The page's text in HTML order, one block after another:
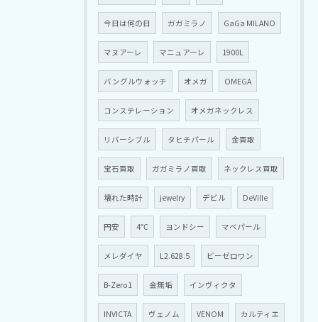
今日は何の日 ガガミラノ GaGa MILANO
マヌアーレ マニュアーレ 1900L
バングルウォッチ オメガ OMEGA
コンステレーション オメガネックレス
リバーシブル タヒチパール 金買取
宝石買取 ガガミラノ買取 ネックレス買取
壊れた時計 jewelry デビル DeVille
円安 4℃ ヨンドシー マベパール
メレダイヤ L2.628.5 ビーゼロワン
B-Zero1 金無垢 インヴィクタ
INVICTA ヴェノム VENOM カルティエ